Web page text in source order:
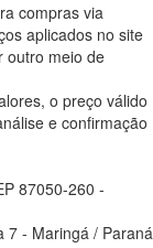
compras via
aplicados no site
outro meio de
o preço válido
e confirmação
87050-260 -
7 - Maringá / Paraná